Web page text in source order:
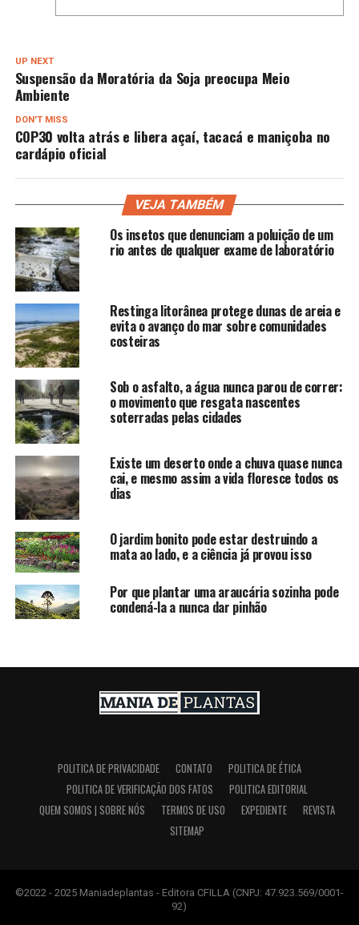
UP NEXT
Suspensão da Moratória da Soja preocupa Meio
Ambiente
DON'T MISS
COP30 volta atrás e libera açaí, tacacá e maniçoba no
cardápio oficial
VEJA TAMBÉM
Os insetos que denunciam a poluição de um
rio antes de qualquer exame de laboratório
Restinga litorânea protege dunas de areia e
evita o avanço do mar sobre comunidades
costeiras
Sob o asfalto, a água nunca parou de correr:
o movimento que resgata nascentes
soterradas pelas cidades
Existe um deserto onde a chuva quase nunca
cai, e mesmo assim a vida floresce todos os
dias
O jardim bonito pode estar destruindo a
mata ao lado, e a ciência já provou isso
Por que plantar uma araucária sozinha pode
condená-la a nunca dar pinhão
POLITICA DE PRIVACIDADE CONTATO
POLITICA DE ÉTICA
POLITICA DE VERIFICAÇÃO DOS FATOS
POLITICA EDITORIAL
QUEM SOMOS | SOBRE NÓS
TERMOS DE USO EXPEDIENTE
REVISTA
SITEMAP
©2022 - 2025 Maniadeplantas - Editora CFILLA (CNPJ: 47.923.569/0001-
92)